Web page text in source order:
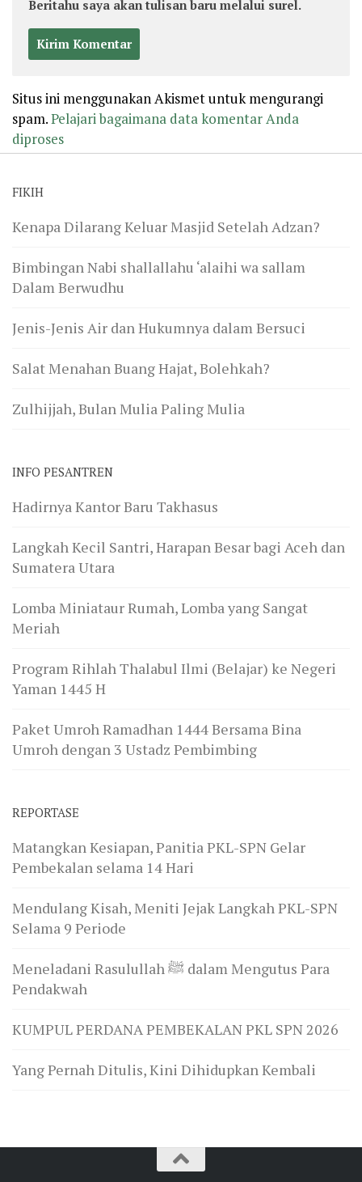
Beritahu saya akan tulisan baru melalui surel.
Situs ini menggunakan Akismet untuk mengurangi
spam.Pelajari bagaimana data komentar Anda
diproses
FIKIH
Kenapa Dilarang Keluar Masjid Setelah Adzan?
Bimbingan Nabi shallallahu ‘alaihi wa sallam
Dalam Berwudhu
Jenis-Jenis Air dan Hukumnya dalam Bersuci
Salat Menahan Buang Hajat, Bolehkah?
Zulhijjah, Bulan Mulia Paling Mulia
INFO PESANTREN
Hadirnya Kantor Baru Takhasus
Langkah Kecil Santri, Harapan Besar bagi Aceh dan
Sumatera Utara
Lomba Miniataur Rumah, Lomba yang Sangat
Meriah
Program Rihlah Thalabul Ilmi (Belajar) ke Negeri
Yaman 1445 H
Paket Umroh Ramadhan 1444 Bersama Bina
Umroh dengan 3 Ustadz Pembimbing
REPORTASE
Matangkan Kesiapan, Panitia PKL-SPN Gelar
Pembekalan selama 14 Hari
Mendulang Kisah, Meniti Jejak Langkah PKL-SPN
Selama 9 Periode
Meneladani Rasulullah ﷺ dalam Mengutus Para
Pendakwah
KUMPUL PERDANA PEMBEKALAN PKL SPN 2026
Yang Pernah Ditulis, Kini Dihidupkan Kembali